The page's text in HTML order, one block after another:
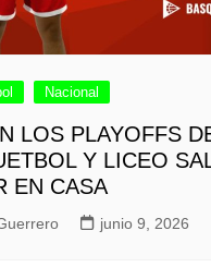
Nacional
LOS PLAYOFFS
Y LICEO
EN CASA
junio 9, 2026